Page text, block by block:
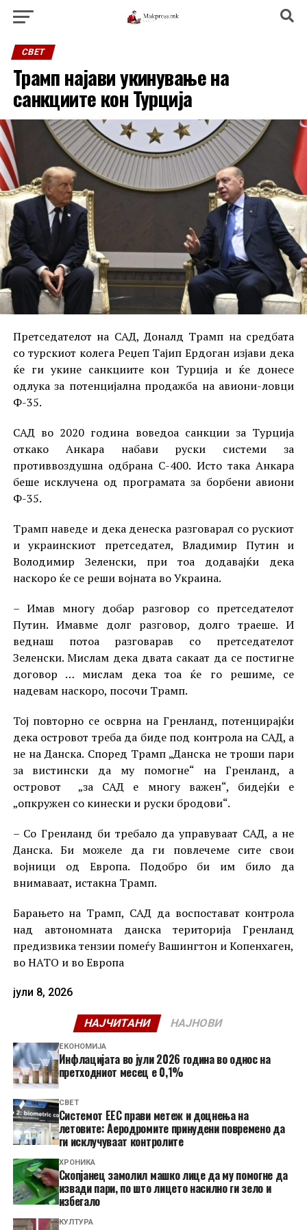
СВЕТ
Трамп најави укинување на
санкциите кон Турција
Претседателот на САД, Доналд Трамп на средбата
со турскиот колега Реџеп Тајип Ердоган изјави дека
ќе ги укине санкциите кон Турција и ќе донесе
одлука за потенцијална продажба на авиони-ловци
Ф-35.
САД во 2020 година воведоа санкции за Турција
откако Анкара набави руски системи за
противвоздушна одбрана С-400. Исто така Анкара
беше исклучена од програмата за борбени авиони
Ф-35.
Трамп наведе и дека денеска разговарал со рускиот
и украинскиот претседател, Владимир Путин и
Володимир Зеленски, при тоа додавајќи дека
наскоро ќе се реши војната во Украина.
– Имав многу добар разговор со претседателот
Путин. Имавме долг разговор, долго траеше. И
веднаш потоа разговарав со претседателот
Зеленски. Мислам дека двата сакаат да се постигне
договор … мислам дека тоа ќе го решиме, се
надевам наскоро, посочи Трамп.
Тој повторно се осврна на Гренланд, потенцирајќи
дека островот треба да биде под контрола на САД, а
не на Данска. Според Трамп „Данска не троши пари
за вистински да му помогне“ на Гренланд, а
островот „за САД е многу важен“, бидејќи е
„опкружен со кинески и руски бродови“.
– Со Гренланд би требало да управуваат САД, а не
Данска. Би можеле да ги повлечеме сите свои
војници од Европа. Подобро би им било да
внимаваат, истакна Трамп.
Барањето на Трамп, САД да воспостават контрола
над автономната данска територија Гренланд
предизвика тензии помеѓу Вашингтон и Копенхаген,
во НАТО и во Европа
јули 8, 2026
НАЈЧИТАНИ НАЈНОВИ
ЕКОНОМИЈА
Инфлацијата во јули 2026 година во однос на
претходниот месец е 0,1%
СВЕТ
Системот ЕЕС прави метеж и доцнења на
летовите: Аеродромите принудени повремено да
ги исклучуваат контролите
ХРОНИКА
Скопјанец замолил машко лице да му помогне да
извади пари, по што лицето насилно ги зело и
избегало
КУЛТУРА